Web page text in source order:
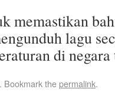
memastikan
lagu
di
. Bookmark thepermalink.